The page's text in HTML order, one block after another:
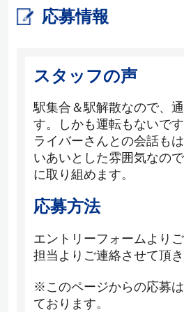
応募情報
スタッフの声
駅集合＆駅解散なので、
す。しかも運転もないで
ライバーさんとの会話も
いあいとした雰囲気なの
に取り組めます。
応募方法
エントリーフォームよりご
担当よりご連絡させて頂き
※このページからの応募
ております。